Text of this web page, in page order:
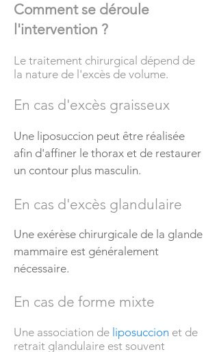
Comment se déroule
l'intervention ?
Le traitement chirurgical dépend de
la nature de l'excès de volume.
En cas d'excès graisseux
Une liposuccion peut être réalisée
afin d'affiner le thorax et de restaurer
un contour plus masculin.
En cas d'excès glandulaire
Une exérèse chirurgicale de la glande
mammaire est généralement
nécessaire.
En cas de forme mixte
Une association de liposuccion et de
retrait glandulaire est souvent